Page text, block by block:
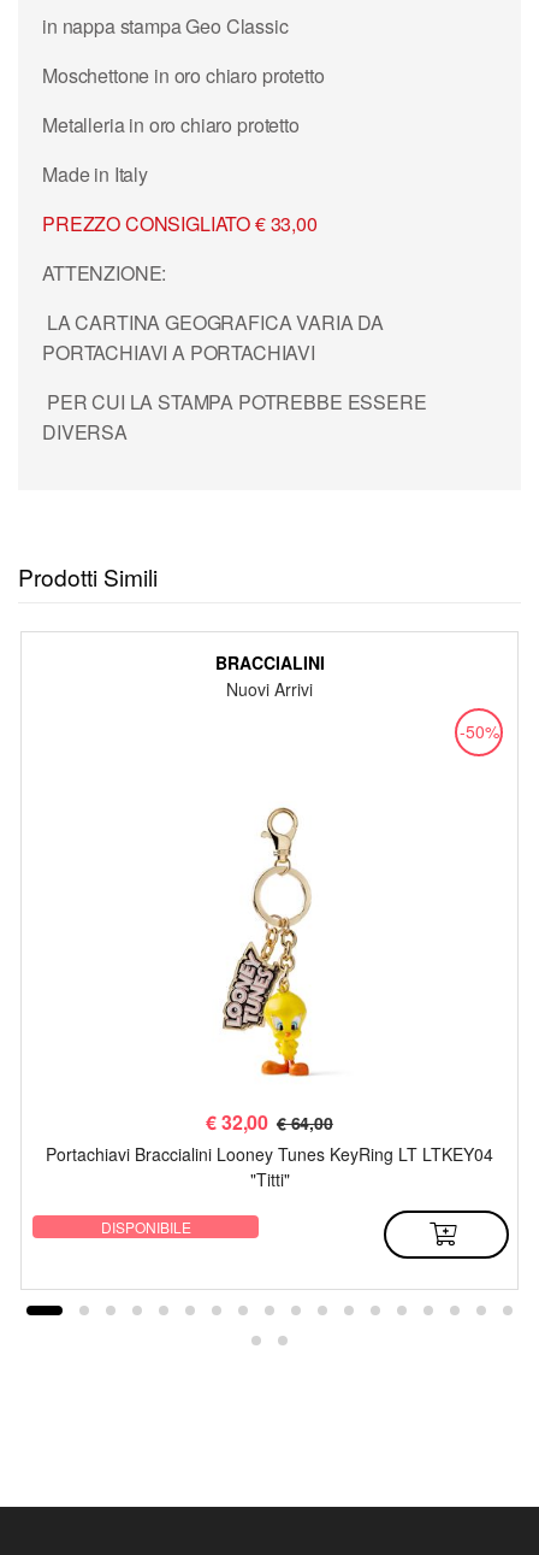
in nappa stampa Geo Classic
Moschettone in oro chiaro protetto
Metalleria in oro chiaro protetto
Made in Italy
PREZZO CONSIGLIATO € 33,00
ATTENZIONE:
LA CARTINA GEOGRAFICA VARIA DA
PORTACHIAVI A PORTACHIAVI
PER CUI LA STAMPA POTREBBE ESSERE
DIVERSA
Prodotti Simili
BRACCIALINI
Nuovi Arrivi
-50%
€32,00 € 64,00
Portachiavi Braccialini Looney Tunes KeyRing LT LTKEY04
"Titti"
DISPONIBILE